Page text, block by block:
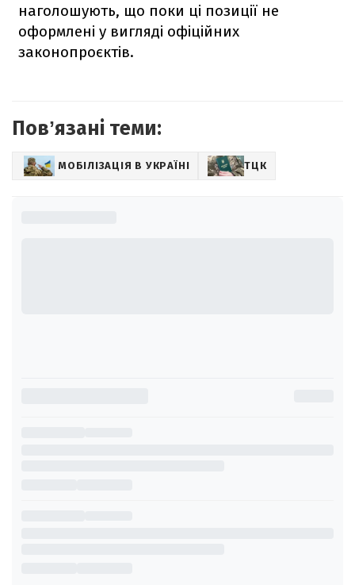
наголошують, що поки ці позиції не
оформлені у вигляді офіційних
законопроєктів.
Повʼязані теми:
МОБІЛІЗАЦІЯ В УКРАЇНІ ТЦК